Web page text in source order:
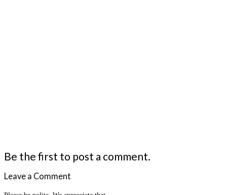
Be the first to post a comment.
Leave a Comment